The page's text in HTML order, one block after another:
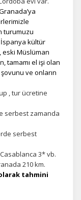
turumuzu
İspanya kültür
eski Müslüman
tamamı el işi olan
ve onların
, tur ücretine
serbest zamanda
serbest
3* vb.
210 km.
tahmini